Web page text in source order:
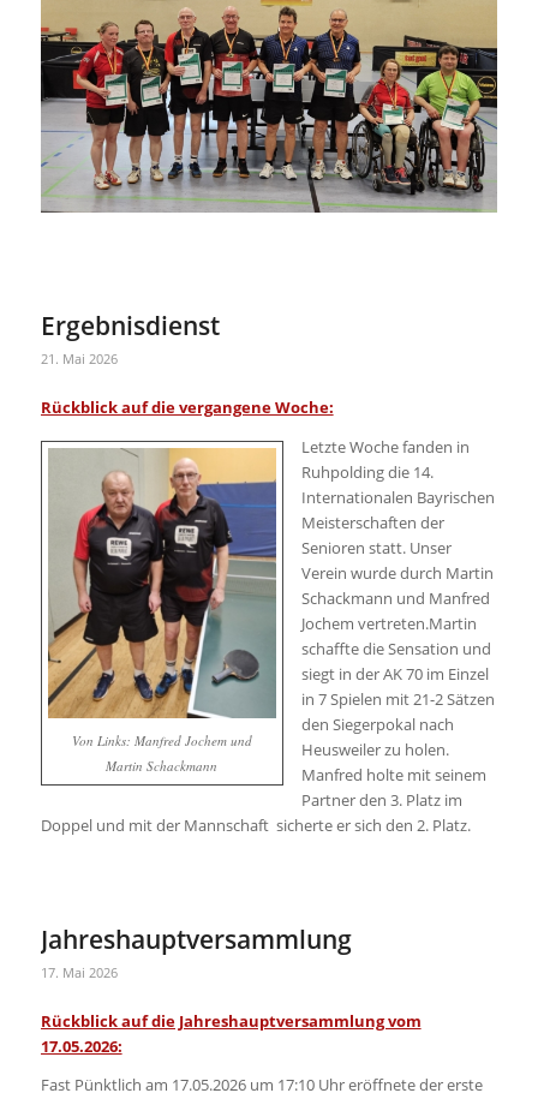
Ergebnisdienst
21. Mai 2026
Rückblick auf die vergangene Woche:
Von Links: Manfred Jochem und
Martin Schackmann
Letzte Woche fanden in
Ruhpolding die 14.
Internationalen Bayrischen
Meisterschaften der
Senioren statt. Unser
Verein wurde durch Martin
Schackmann und Manfred
Jochem vertreten.Martin
schaffte die Sensation und
siegt in der AK 70 im Einzel
in 7 Spielen mit 21-2 Sätzen
den Siegerpokal nach
Heusweiler zu holen.
Manfred holte mit seinem
Partner den 3. Platz im
Doppel und mit der Mannschaft sicherte er sich den 2. Platz.
Jahreshauptversammlung
17. Mai 2026
Rückblick auf die Jahreshauptversammlung vom
17.05.2026:
Fast Pünktlich am 17.05.2026 um 17:10 Uhr eröffnete der erste